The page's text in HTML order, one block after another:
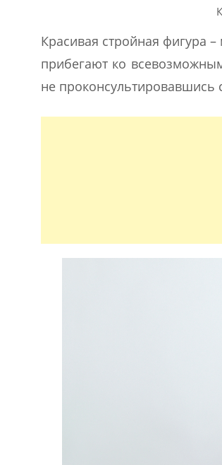
Красивая стройная фигура
прибегают ко
не проконсультировавшись